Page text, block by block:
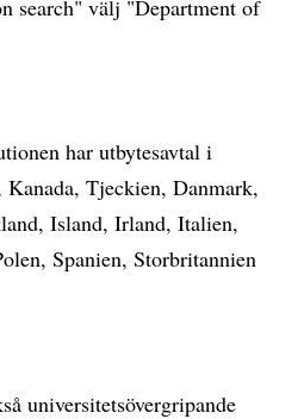
search" välj "Department of
har utbytesavtal i
Tjeckien, Danmark,
Island, Irland, Italien,
Spanien, Storbritannien
universitetsövergripande